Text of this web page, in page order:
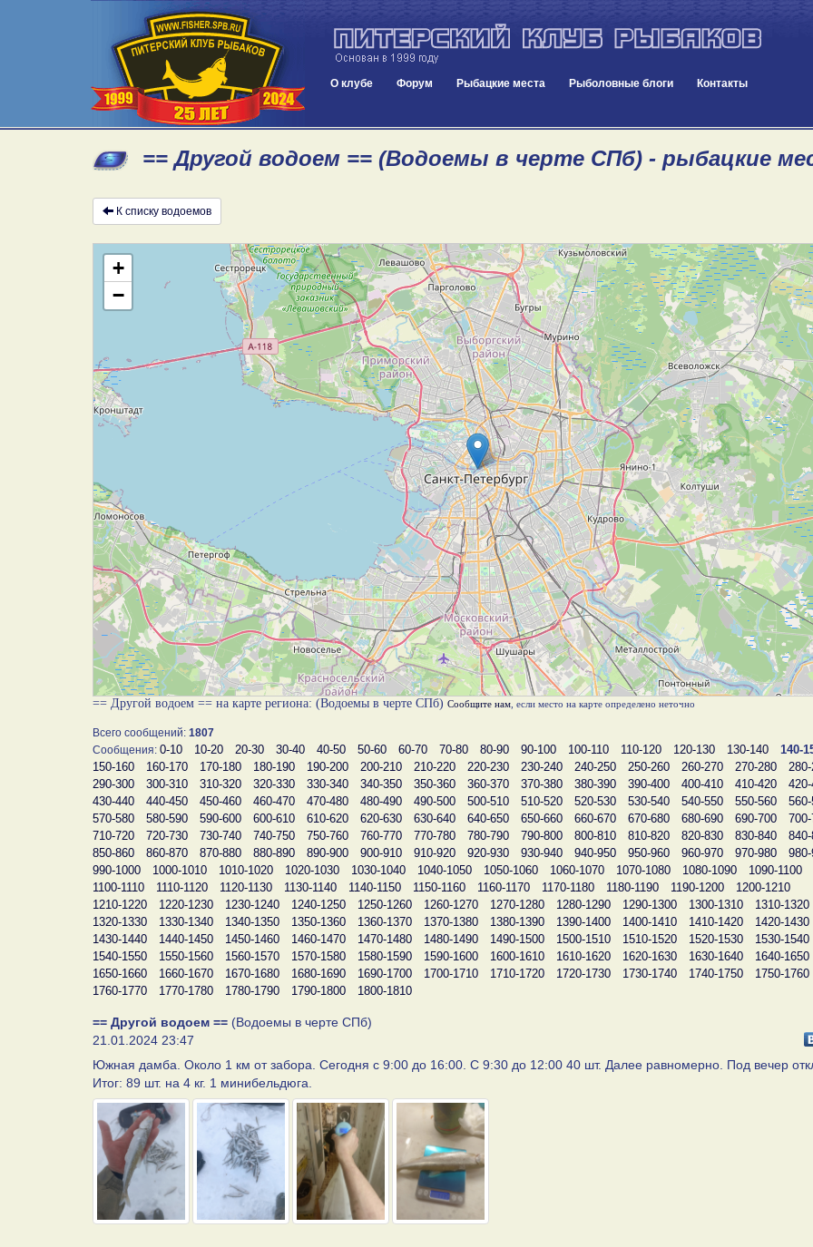
О клубе Форум Рыбацкие места Рыболовные блоги Контакты
== Другой водоем == (Водоемы в черте СПб) - рыбацкие
К списку водоемов
+
−
== Другой водоем == на карте региона: (Водоемы в черте СПб) Сообщите нам , если место на карте определено неточно
Всего сообщений: 1807
Сообщения: 0-10 10-20 20-30 30-40 40-50 50-60 60-70 70-80 80-90 90-100 100-110 110-120 120-130 130-140
140-
150-160
160-170 170-180 180-190 190-200 200-210 210-220 220-230 230-240 240-250 250-260 260-270 270-280
290-300
300-310 310-320 320-330 330-340 340-350 350-360 360-370 370-380 380-390 390-400 400-410 410-420
430-440
440-450 450-460 460-470 470-480 480-490 490-500 500-510 510-520 520-530 530-540 540-550 550-560
570-580
580-590 590-600 600-610 610-620 620-630 630-640 640-650 650-660 660-670 670-680 680-690 690-700
710-720
720-730 730-740 740-750 750-760 760-770 770-780 780-790 790-800 800-810 810-820 820-830 830-840
850-860
860-870 870-880 880-890 890-900 900-910 910-920 920-930 930-940 940-950 950-960 960-970 970-980
990-1000
1000-1010 1010-1020 1020-1030 1030-1040 1040-1050 1050-1060 1060-1070 1070-1080 1080-1090
1090-1100
1100-1110
1110-1120 1120-1130 1130-1140 1140-1150 1150-1160 1160-1170 1170-1180 1180-1190 1190-1200
1200-1210
1210-1220
1220-1230 1230-1240 1240-1250 1250-1260 1260-1270 1270-1280 1280-1290 1290-1300 1300-1310
1310-1320
1320-1330
1330-1340 1340-1350 1350-1360 1360-1370 1370-1380 1380-1390 1390-1400 1400-1410 1410-1420
1420-1430
1430-1440
1440-1450 1450-1460 1460-1470 1470-1480 1480-1490 1490-1500 1500-1510 1510-1520 1520-1530
1530-1540
1540-1550
1550-1560 1560-1570 1570-1580 1580-1590 1590-1600 1600-1610 1610-1620 1620-1630 1630-1640
1640-1650
1650-1660
1660-1670 1670-1680 1680-1690 1690-1700 1700-1710 1710-1720 1720-1730 1730-1740 1740-1750
1750-1760
1760-1770
1770-1780 1780-1790 1790-1800 1800-1810
== Другой водоем == (Водоемы в черте СПб)
21.01.2024 23:47
Южная дамба. Около 1 км от забора. Сегодня с 9:00 до 16:00. С 9:30 до 12:00 40 шт. Далее равномерно. Под вечер
Итог: 89 шт. на 4 кг. 1 минибельдюга.